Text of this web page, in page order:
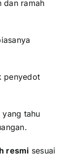
dan ramah
penyedot
yang tahu
resmi sesuai